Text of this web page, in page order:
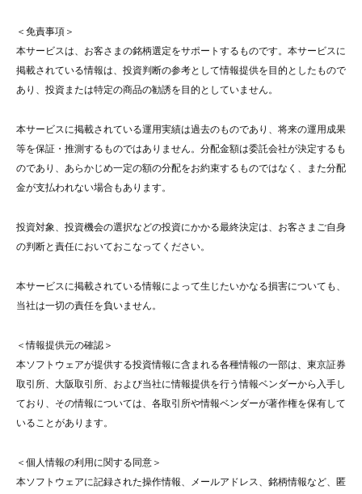
＜免責事項＞
本サービスは、お客さまの銘柄選定をサポートするものです。本サービスに
掲載されている情報は、投資判断の参考として情報提供を目的としたもので
あり、投資または特定の商品の勧誘を目的としていません。
本サービスに掲載されている運用実績は過去のものであり、将来の運用成果
等を保証・推測するものではありません。分配金額は委託会社が決定するも
のであり、あらかじめ一定の額の分配をお約束するものではなく、また分配
金が支払われない場合もあります。
投資対象、投資機会の選択などの投資にかかる最終決定は、お客さまご自身
の判断と責任においておこなってください。
本サービスに掲載されている情報によって生じたいかなる損害についても、
当社は一切の責任を負いません。
＜情報提供元の確認＞
本ソフトウェアが提供する投資情報に含まれる各種情報の一部は、東京証券
取引所、大阪取引所、および当社に情報提供を行う情報ベンダーから入手し
ており、その情報については、各取引所や情報ベンダーが著作権を保有して
いることがあります。
＜個人情報の利用に関する同意＞
本ソフトウェアに記録された操作情報、メールアドレス、銘柄情報など、匿